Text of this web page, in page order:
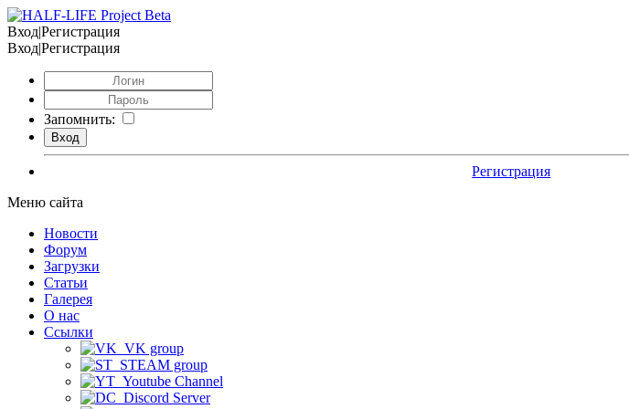
Вход|Регистрация
Вход|Регистрация
Запомнить:
Регистрация
Меню сайта
Новости
Форум
Загрузки
Статьи
Галерея
О нас
Ссылки
VK group
STEAM group
Youtube Channel
Discord Server